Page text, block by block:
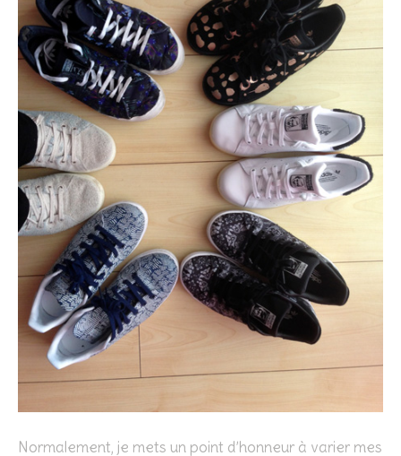
Normalement, je mets un point d’honneur à varier mes